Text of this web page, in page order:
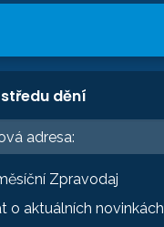
dění
Zpravodaj
o aktuálních novinkách